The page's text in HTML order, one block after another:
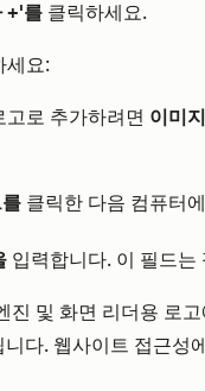
+'를 클릭하세요.
세요:
로 추가하려면 이미
클릭한 다음 컴퓨터
입력합니다. 이 필드는
진 및 화면 리더용 로
다. 웹사이트 접근